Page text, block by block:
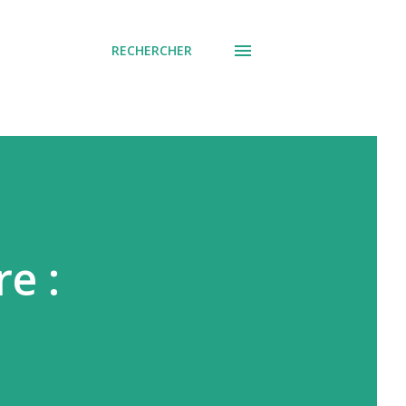
RECHERCHER
: